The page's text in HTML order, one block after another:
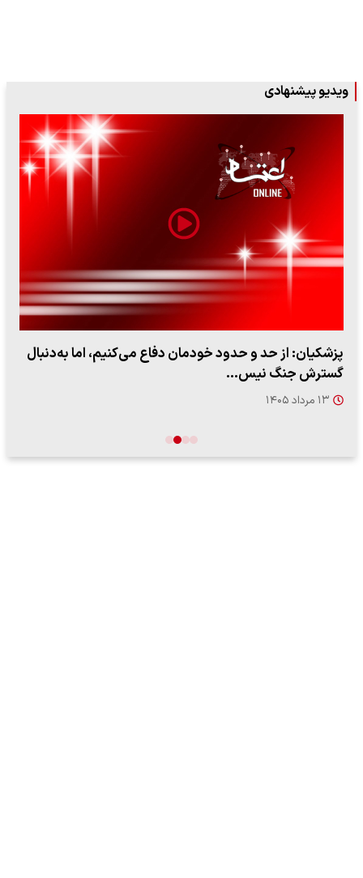
ویدیو پیشنهادی
پزشکیان: از حد و حدود خودمان دفاع می‌کنیم، اما به‌دنبال
گسترش جنگ نیس…
۱۳ مرداد ۱۴۰۵